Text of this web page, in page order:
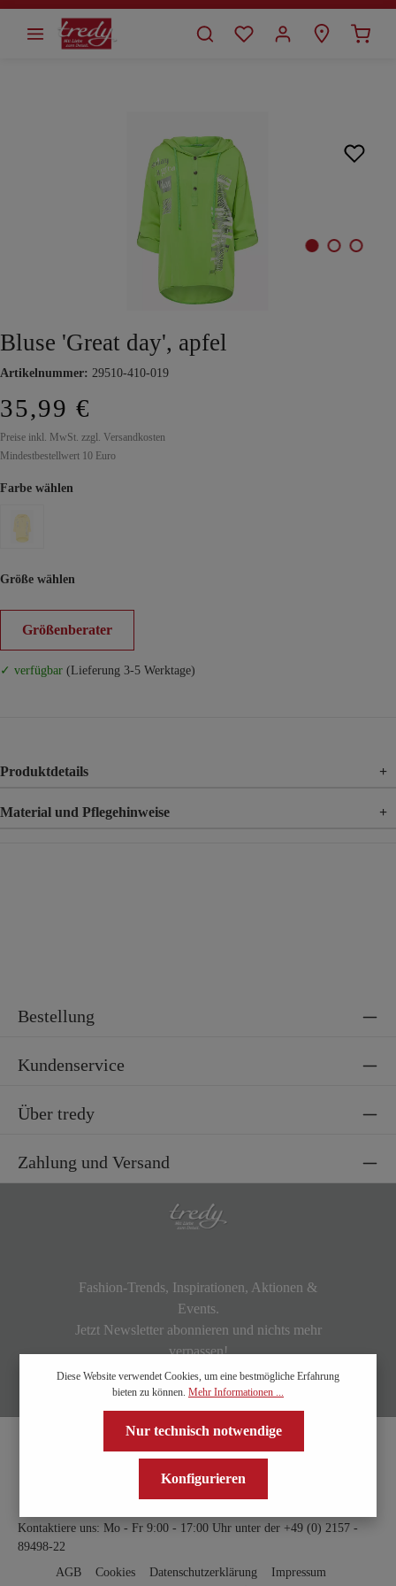
springen
Bluse 'Great day', apfel
Artikelnummer: 29510-410-019
35,99 €
Preise inkl. MwSt. zzgl. Versandkosten
Mindestbestellwert 10 Euro
Farbe wählen
Größe wählen
Größenberater
✓ verfügbar (Lieferung 3-5 Werktage)
Produktdetails +
Material und Pflegehinweise +
Bestellung
Kundenservice
Über tredy
Zahlung und Versand
Fashion-Trends, Inspirationen, Aktionen &
Events.
Jetzt Newsletter abonnieren und nichts mehr
verpassen!
Kontaktiere uns: Mo - Fr 9:00 - 17:00 Uhr unter der +49 (0) 2157 -
89498-22
AGB
Cookies Datenschutzerklärung
Impressum
Diese Website verwendet Cookies, um eine bestmögliche Erfahrung
bieten zu können. Mehr Informationen ...
Nur technisch notwendige
Konfigurieren